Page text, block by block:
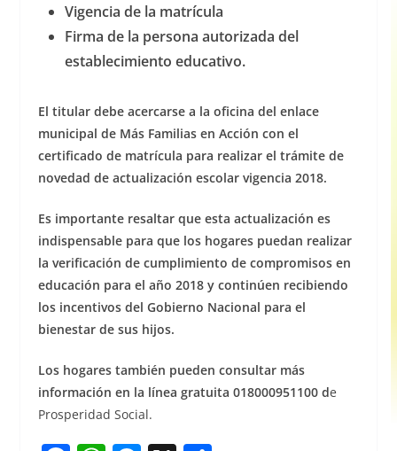
Vigencia de la matrícula
Firma de la persona autorizada del
establecimiento educativo.
El titular debe acercarse a la oficina del enlace
municipal de Más Familias en Acción con el
certificado de matrícula para realizar el trámite de
novedad de actualización escolar vigencia 2018.
Es importante resaltar que esta actualización es
indispensable para que los hogares puedan realizar
la verificación de cumplimiento de compromisos en
educación para el año 2018 y continúen recibiendo
los incentivos del Gobierno Nacional para el
bienestar de sus hijos.
Los hogares también pueden consultar más
información en la línea gratuita 018000951100 de
Prosperidad Social.